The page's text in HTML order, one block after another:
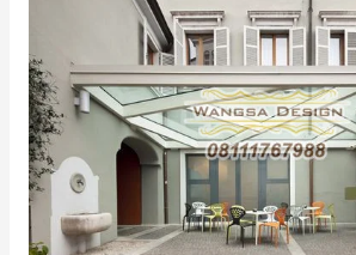
Rumah
Minimalis,
Manfaat
dan
jenis
atapnya